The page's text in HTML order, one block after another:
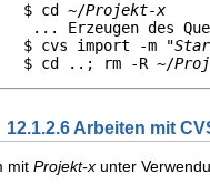
$ cd ~/
Projekt-x
... Erzeugen des
$ cvs import -m
$ cd ..; rm -R ~/
12.1.2.6 Arbeiten mit
mit Projekt-x unter